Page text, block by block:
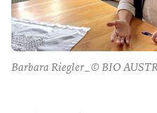
Barbara Riegler_© BIO